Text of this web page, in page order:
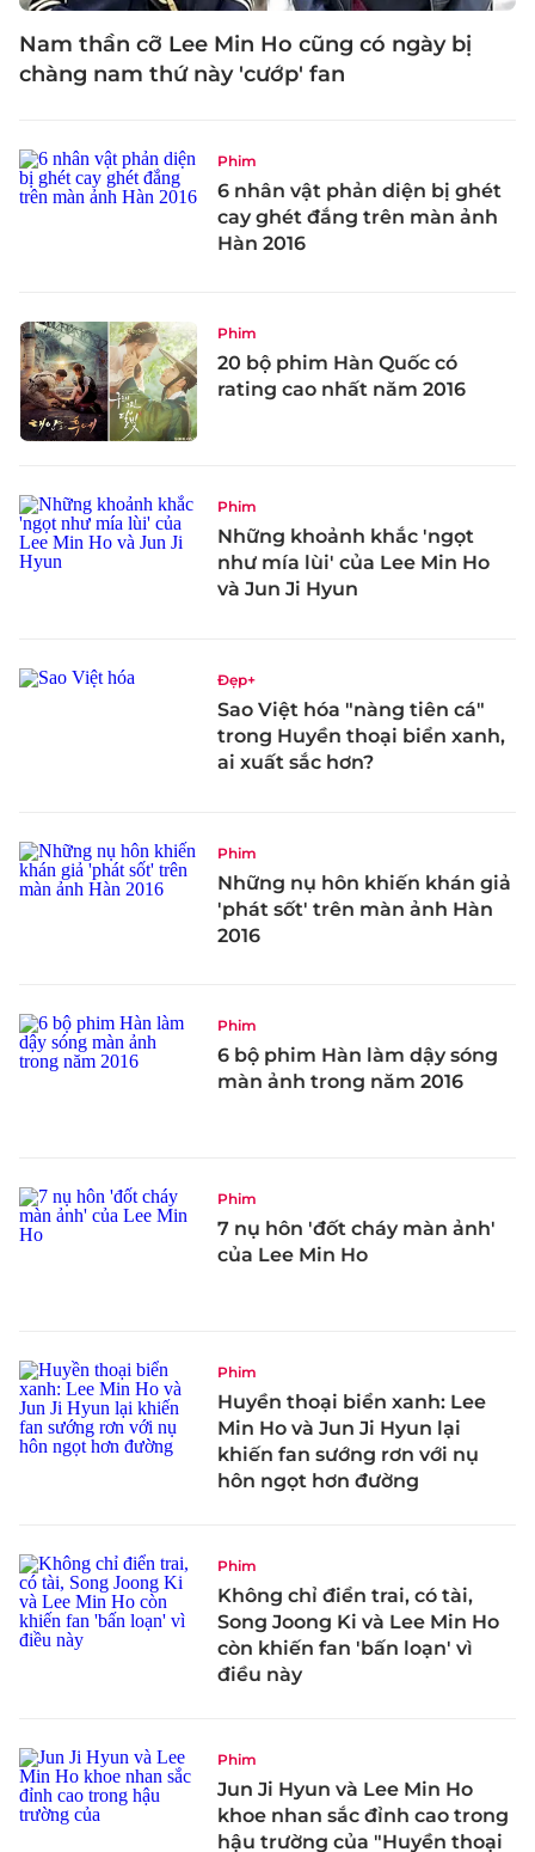
Nam thần cỡ Lee Min Ho cũng có ngày bị
chàng nam thứ này 'cướp' fan
Phim
6 nhân vật phản diện bị ghét
cay ghét đắng trên màn ảnh
Hàn 2016
Phim
20 bộ phim Hàn Quốc có
rating cao nhất năm 2016
Phim
Những khoảnh khắc 'ngọt
như mía lùi' của Lee Min Ho
và Jun Ji Hyun
Đẹp+
Sao Việt hóa "nàng tiên cá"
trong Huyền thoại biển xanh,
ai xuất sắc hơn?
Phim
Những nụ hôn khiến khán giả
'phát sốt' trên màn ảnh Hàn
2016
Phim
6 bộ phim Hàn làm dậy sóng
màn ảnh trong năm 2016
Phim
7 nụ hôn 'đốt cháy màn ảnh'
của Lee Min Ho
Phim
Huyền thoại biển xanh: Lee
Min Ho và Jun Ji Hyun lại
khiến fan sướng rơn với nụ
hôn ngọt hơn đường
Phim
Không chỉ điển trai, có tài,
Song Joong Ki và Lee Min Ho
còn khiến fan 'bấn loạn' vì
điều này
Phim
Jun Ji Hyun và Lee Min Ho
khoe nhan sắc đỉnh cao trong
hậu trường của "Huyền thoại